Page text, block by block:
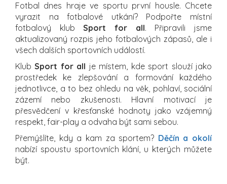
Fotbal dnes hraje ve sportu první housle. Chcete
vyrazit na fotbalové utkání? Podpořte místní
fotbalový klubSport for all. Připravili jsme
aktualizovaný rozpis jeho fotbalových zápasů, ale i
všech dalších sportovních událostí.
KlubSport for all je místem, kde sport slouží jako
prostředek ke zlepšování a formování každého
jednotlivce, a to bez ohledu na věk, pohlaví, sociální
zázemí nebo zkušenosti. Hlavní motivací je
přesvědčení v křesťanské hodnoty jako vzájemný
respekt, fair-play a odvaha být sami sebou.
Přemýšlíte, kdy a kam za sportem? Děčín a okolí
nabízí spoustu sportovních klání, u kterých můžete
být.